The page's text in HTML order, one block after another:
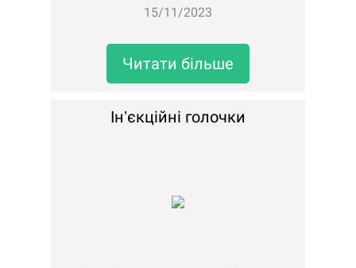
організовувати різні види таблеток,
лікарських засобів.Основна користь
таблетниць полягає в тому..
15/11/2023
Читати більше
Інʼєкційні голочки